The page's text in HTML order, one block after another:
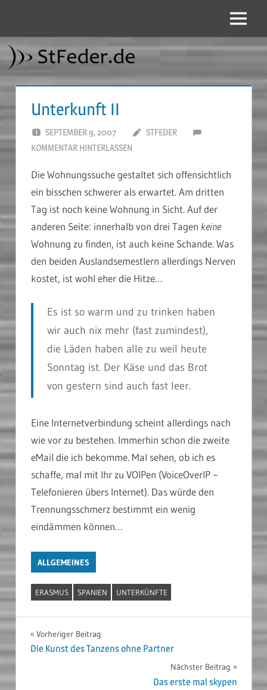
springen
Menü
Unterkunft II
SEPTEMBER 9, 2007
STFEDER
KOMMENTAR HINTERLASSEN
Die Wohnungssuche gestaltet sich offensichtlich
ein bisschen schwerer als erwartet. Am dritten
Tag ist noch keine Wohnung in Sicht. Auf der
anderen Seite: innerhalb von drei Tagen keine
Wohnung zu finden, ist auch keine Schande. Was
den beiden Auslandsemestlern allerdings Nerven
kostet, ist wohl eher die Hitze…
Es ist so warm und zu trinken haben
wir auch nix mehr (fast zumindest),
die Läden haben alle zu weil heute
Sonntag ist. Der Käse und das Brot
von gestern sind auch fast leer.
Eine Internetverbindung scheint allerdings nach
wie vor zu bestehen. Immerhin schon die zweite
eMail die ich bekomme. Mal sehen, ob ich es
schaffe, mal mit Ihr zu VOIPen (VoiceOverIP ~
Telefonieren übers Internet). Das würde den
Trennungsschmerz bestimmt ein wenig
eindämmen können…
ALLGEMEINES
ERASMUS SPANIEN UNTERKÜNFTE
Beitragsnavigation
Vorheriger Beitrag
Die Kunst des Tanzens ohne Partner
Nächster Beitrag
Das erste mal skypen